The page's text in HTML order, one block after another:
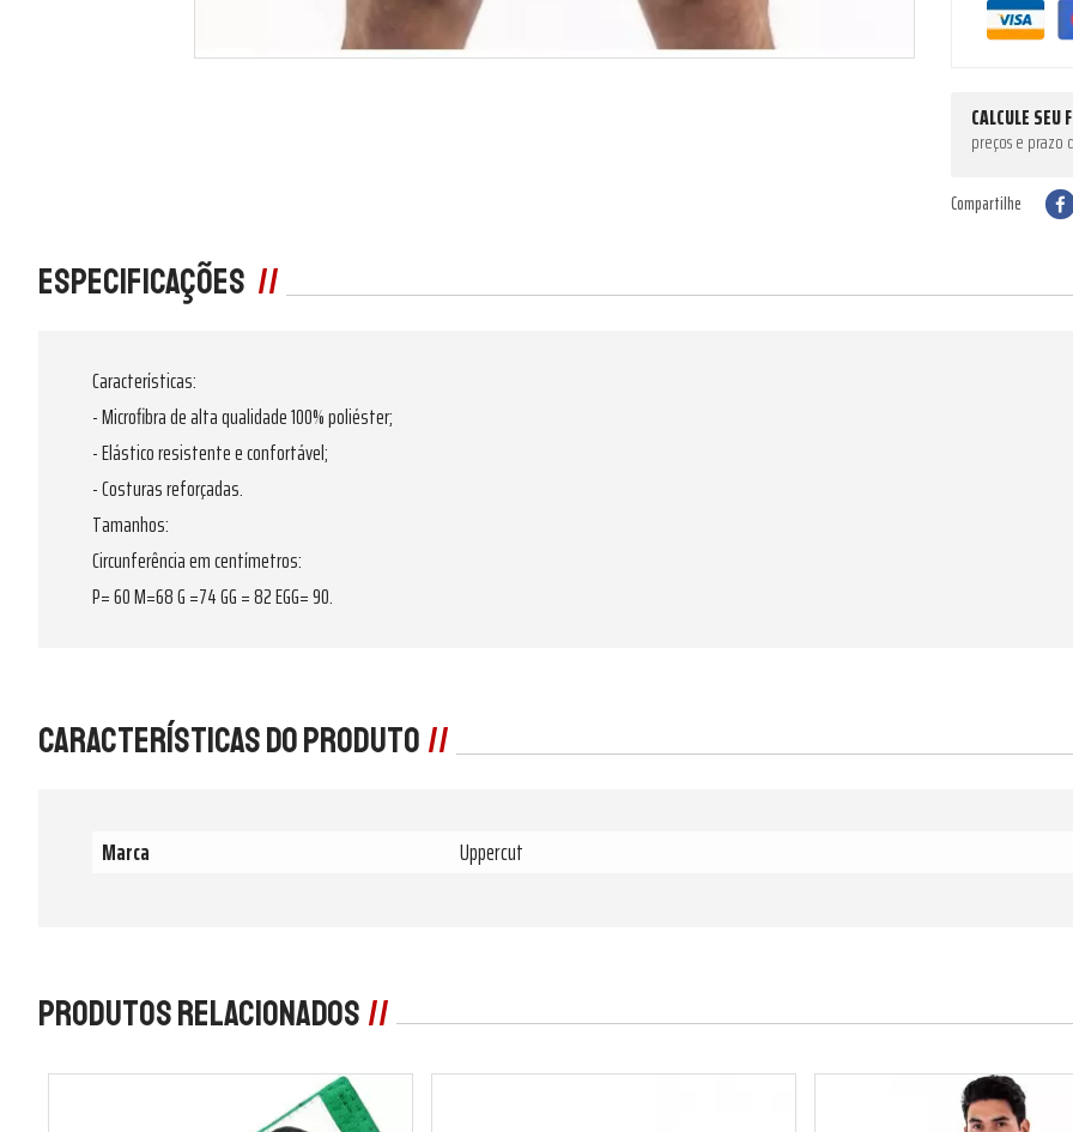
CALCULE SEU
preços e prazo
Compartilhe
Especificações
Características:
- Microfibra de alta qualidade 100% poliéster;
- Elástico resistente e confortável;
- Costuras reforçadas.
Tamanhos:
Circunferência em centímetros:
P= 60 M=68 G =74 GG = 82 EGG= 90.
Características do produto
Marca Uppercut
Produtos Relacionados